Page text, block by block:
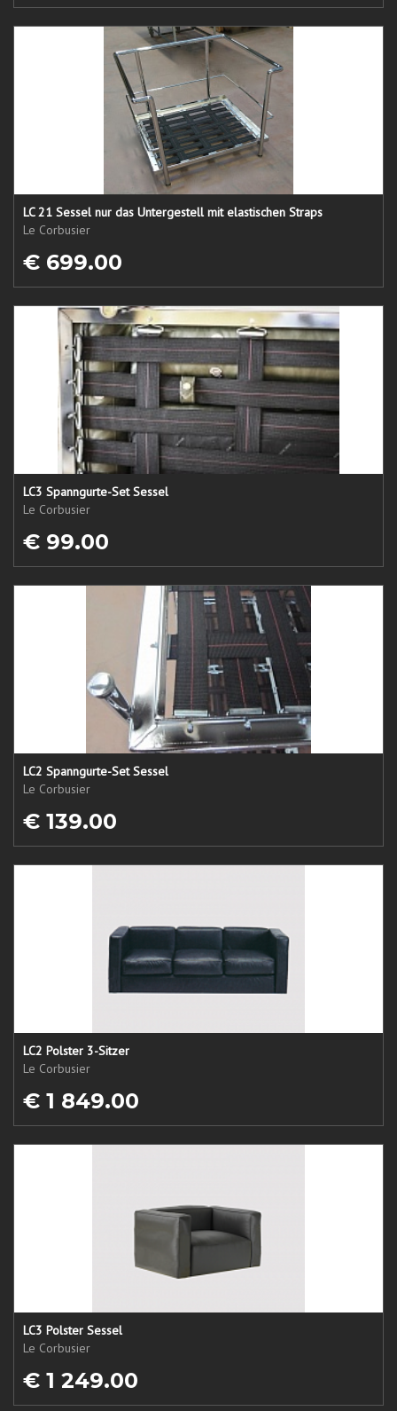
LC 21 Sessel nur das Untergestell mit elastischen Straps
Le Corbusier
€ 699.00
LC3 Spanngurte-Set Sessel
Le Corbusier
€ 99.00
LC2 Spanngurte-Set Sessel
Le Corbusier
€ 139.00
LC2 Polster 3-Sitzer
Le Corbusier
€ 1 849.00
LC3 Polster Sessel
Le Corbusier
€ 1 249.00